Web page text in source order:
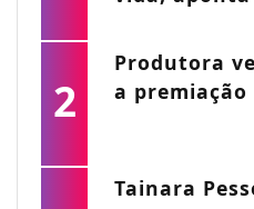
2
Produtora
a premiação
Tainara